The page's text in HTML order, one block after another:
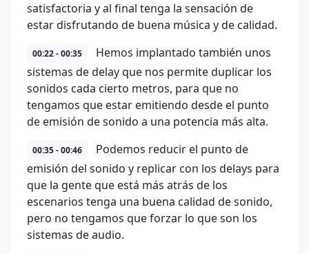
satisfactoria y al final tenga la sensación de
estar disfrutando de buena música y de calidad.
00:22 - 00:35
Hemos implantado también unos
sistemas de delay que nos permite duplicar los
sonidos cada cierto metros, para que no
tengamos que estar emitiendo desde el punto
de emisión de sonido a una potencia más alta.
00:35 - 00:46
Podemos reducir el punto de
emisión del sonido y replicar con los delays para
que la gente que está más atrás de los
escenarios tenga una buena calidad de sonido,
pero no tengamos que forzar lo que son los
sistemas de audio.